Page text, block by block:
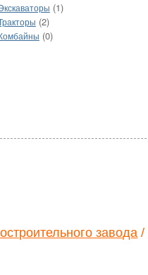
(1)
(2)
Комбайны (0)
завода /